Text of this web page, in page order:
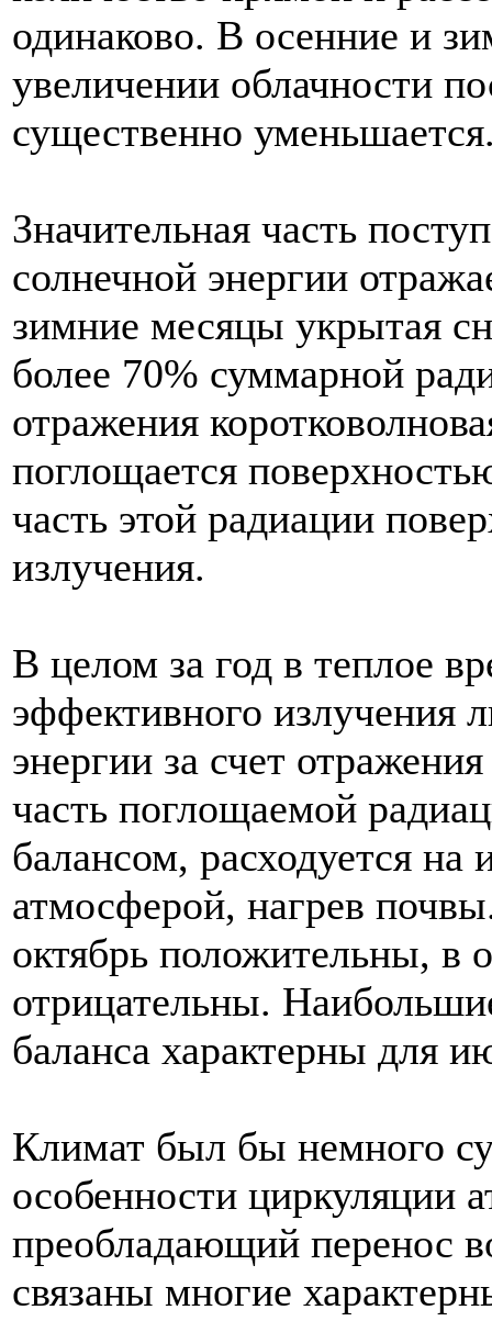
одинаково. В осенние и
увеличении облачности
существенно
Значительная часть
солнечной энергии
зимние месяцы укрытая
более 70% суммарной
отражения
поглощается
часть этой радиации
излучения.
В целом за год в теплое
эффективного излучения
энергии за счет
часть поглощаемой
балансом, расходуется на
атмосферой, нагрев
октябрь положительны, в
отрицательны.
баланса характерны для
Климат был бы немного
особенности циркуляции
преобладающий перенос
связаны многие